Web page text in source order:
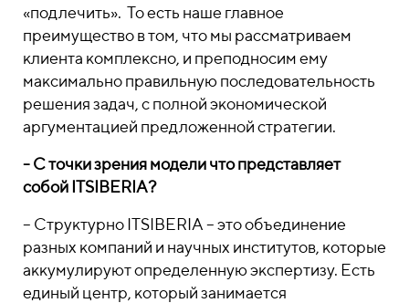
«подлечить». То есть наше главное
преимущество в том, что мы рассматриваем
клиента комплексно, и преподносим ему
максимально правильную последовательность
решения задач, с полной экономической
аргументацией предложенной стратегии.
- С точки зрения модели что представляет
собой ITSIBERIA?
– Структурно ITSIBERIA – это объединение
разных компаний и научных институтов, которые
аккумулируют определенную экспертизу. Есть
единый центр, который занимается